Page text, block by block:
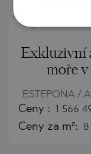
Exkluzivní
moře
ESTEPONA /
Ceny : 1 566
Ceny za m²: